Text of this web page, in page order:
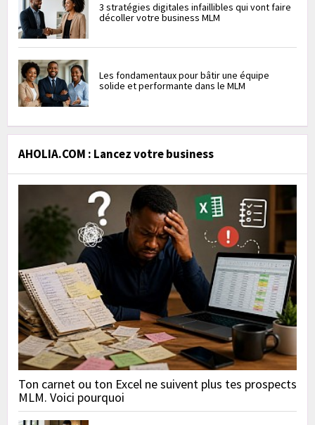
3 stratégies digitales infaillibles qui vont faire
décoller votre business MLM
Les fondamentaux pour bâtir une équipe
solide et performante dans le MLM
AHOLIA.COM : Lancez votre business
Ton carnet ou ton Excel ne suivent plus tes prospects
MLM. Voici pourquoi